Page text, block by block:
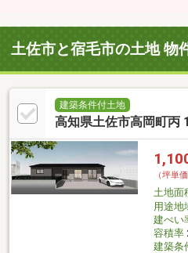
土佐市と宿毛市の土地 物
建築条件付土地
高知県土佐市高岡町丙
（坪単価
土地面
用途地
建ぺい
容積率
建築条